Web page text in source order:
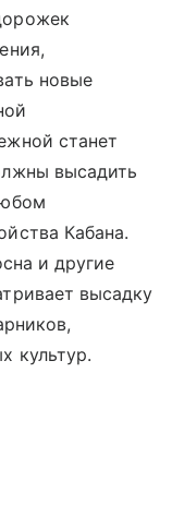
новые
станет
высадить
Кабана.
и другие
высадку
культур.